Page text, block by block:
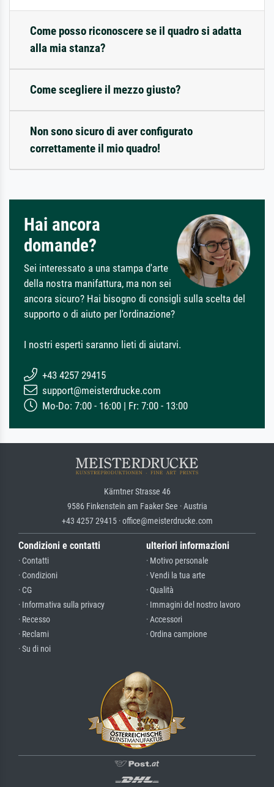
Come posso riconoscere se il quadro si adatta
alla mia stanza?
Come scegliere il mezzo giusto?
Non sono sicuro di aver configurato
correttamente il mio quadro!
Hai ancora
domande?
Sei interessato a una stampa d'arte
della nostra manifattura, ma non sei
ancora sicuro? Hai bisogno di consigli sulla scelta del
supporto o di aiuto per l'ordinazione?
I nostri esperti saranno lieti di aiutarvi.
+43 4257 29415
support@meisterdrucke.com
Mo-Do: 7:00 - 16:00 | Fr: 7:00 - 13:00
Kärntner Strasse 46
9586 Finkenstein am Faaker See · Austria
+43 4257 29415 · office@meisterdrucke.com
Condizioni e contatti
· Contatti
· Condizioni
· CG
· Informativa sulla privacy
· Recesso
· Reclami
· Su di noi
ulteriori informazioni
· Motivo personale
· Vendi la tua arte
· Qualità
· Immagini del nostro lavoro
· Accessori
· Ordina campione